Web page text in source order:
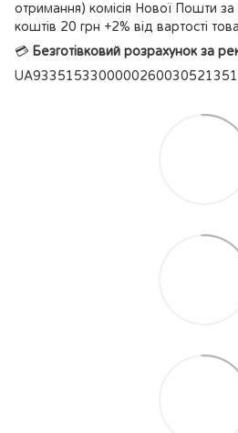
отримання) комісія Нової Пошти за
коштів 20 грн +2% від вартості
💳 Безготівковий розрахунок за